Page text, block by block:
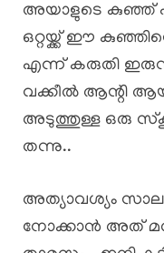
അയാളുടെ കുഞ്ഞ്
ഒറ്റയ്ക്ക് ഈ
എന്ന് കരുതി
വക്കീൽ ആന്റി
അടുത്തുള്ള ഒരു
തന്നു..
അത്യാവശ്യം
നോക്കാൻ അത്